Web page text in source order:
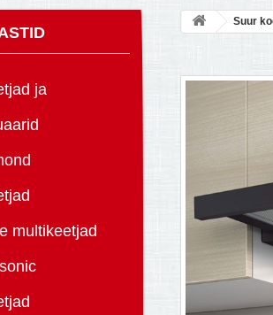
ja
multikeetjad
Suur